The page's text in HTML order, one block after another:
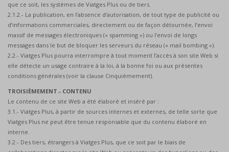
que ce soit, les systèmes de Viatges Plus ou de tiers.
2.1.2.- La publication, en l’absence d’autorisation, de tout type de publicité ou
d’informations commerciales, directement ou de façon détournée, l’envoi
massif de messages électroniques (« spamming ») ou l’envoi de longs
messages dans le but de bloquer les serveurs du réseau (« mail bombing »).
2.2.- Viatges Plus pourra interrompre à tout moment l’accès à son site Web si
elle détecte un usage contraire à la loi, à la bonne foi ou aux présentes
conditions générales (voir la clause Cinquièmement).
TROISIÈMEMENT.- CONTENU
Le contenu de ce site Web a été élaboré et inséré par :
3.1.- Viatges Plus, à partir de sources internes et externes, de telle sorte que
Viatges Plus ne peut être tenue responsable que du contenu élaboré en
interne.
3.2.- Des tiers, étrangers à Viatges Plus, que ce soit par le biais de